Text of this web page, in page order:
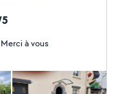
à vous